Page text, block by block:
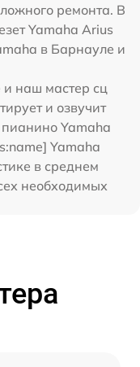
ремонта. В
Yamaha Arius
в Барнауле и
и наш мастер сц
и озвучит
Yamaha
Yamaha
в среднем
необходимых